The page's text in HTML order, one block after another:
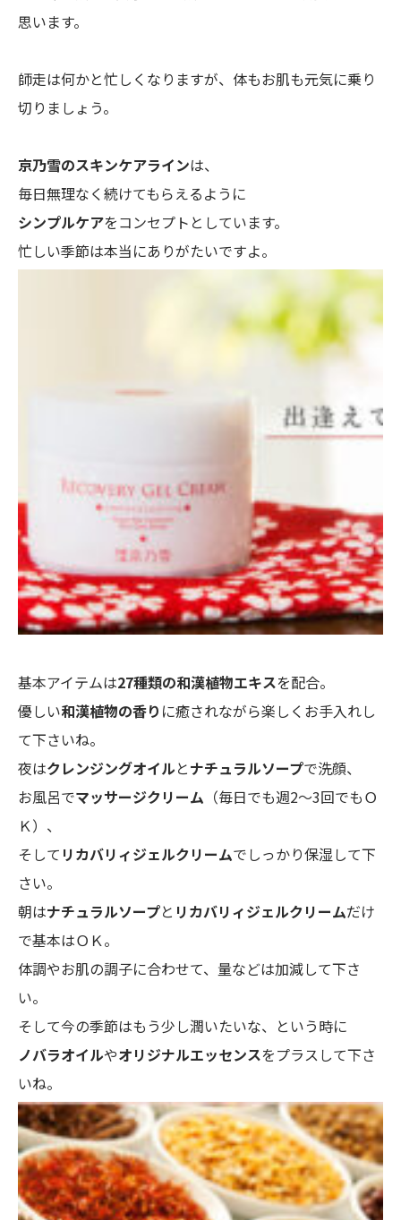
思います。
師走は何かと忙しくなりますが、体もお肌も元気に乗り
切りましょう。
京乃雪のスキンケアラインは、
毎日無理なく続けてもらえるように
シンプルケアをコンセプトとしています。
忙しい季節は本当にありがたいですよ。
基本アイテムは27種類の和漢植物エキスを配合。
優しい和漢植物の香り に癒されながら楽しくお手入れし
て下さいね。
夜はクレンジングオイルとナチュラルソープで洗顔、
お風呂でマッサージクリーム （毎日でも週2～3回でもＯ
Ｋ）、
そして リカバリィジェルクリームでしっかり保湿して下
さい。
朝はナチュラルソープと リカバリィジェルクリームだけ
で基本はＯＫ。
体調やお肌の調子に合わせて、量などは加減して下さ
い。
そして今の季節はもう少し潤いたいな、という時に
ノバラオイルやオリジナルエッセンスをプラスして下さ
いね。